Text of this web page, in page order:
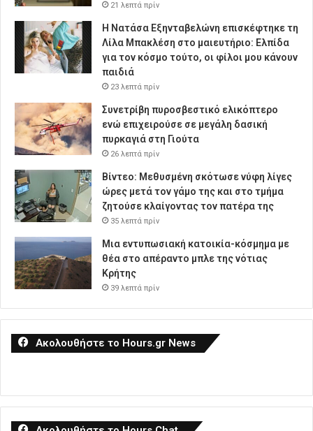
21 λεπτά πρίν
Η Νατάσα Εξηνταβελώνη επισκέφτηκε τη
Λίλα Μπακλέση στο μαιευτήριο: Ελπίδα
για τον κόσμο τούτο, οι φίλοι μου κάνουν
παιδιά
23 λεπτά πρίν
Συνετρίβη πυροσβεστικό ελικόπτερο
ενώ επιχειρούσε σε μεγάλη δασική
πυρκαγιά στη Γιούτα
26 λεπτά πρίν
Βίντεο: Μεθυσμένη σκότωσε νύφη λίγες
ώρες μετά τον γάμο της και στο τμήμα
ζητούσε κλαίγοντας τον πατέρα της
35 λεπτά πρίν
Μια εντυπωσιακή κατοικία-κόσμημα με
θέα στο απέραντο μπλε της νότιας
Κρήτης
39 λεπτά πρίν
Ακολουθήστε το Hours.gr News